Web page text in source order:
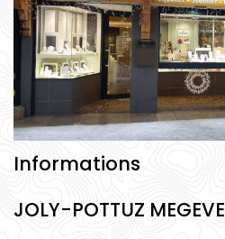
Informations
JOLY-POTTUZ MEGEVE